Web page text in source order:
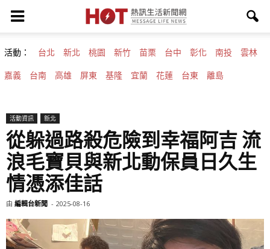
活動： 台北 新北 桃園 新竹 苗栗 台中 彰化 南投 雲林
嘉義 台南 高雄 屏東 基隆 宜蘭 花蓮 台東 離島
活動資訊 新北
從躲過路殺危險到幸福阿吉 流
浪毛寶貝與新北動保員日久生
情憑添佳話
由 編輯台新聞 - 2025-08-16